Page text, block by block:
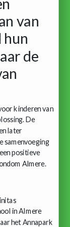
van
hun
de
kinderen van
De
later
samenvoeging
positieve
Almere.
in Almere
het Annapark